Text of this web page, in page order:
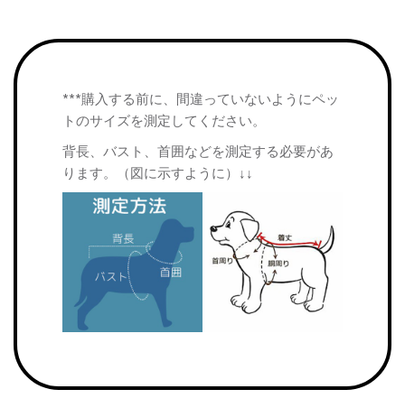
***購入する前に、間違っていないようにペッ
トのサイズを測定してください。
背長、バスト、首囲などを測定する必要があ
ります。（図に示すように）↓↓